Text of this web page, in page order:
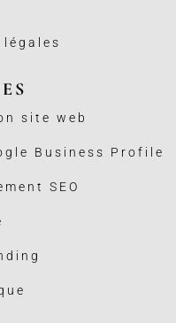
site web
Business Profile
SEO